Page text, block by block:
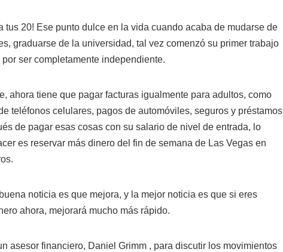
tus 20! Ese punto dulce en la vida cuando acaba de mudarse de
graduarse de la universidad, tal vez comenzó su primer trabajo
ser completamente independiente.
ahora tiene que pagar facturas igualmente para adultos, como
teléfonos celulares, pagos de automóviles, seguros y préstamos
de pagar esas cosas con su salario de nivel de entrada, lo
es reservar más dinero del fin de semana de Las Vegas en
noticia es que mejora, y la mejor noticia es que si eres
ahora, mejorará mucho más rápido.
asesor financiero, Daniel Grimm , para discutir los movimientos